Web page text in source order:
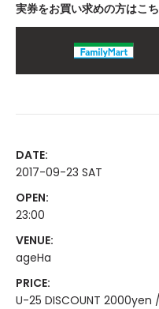
実券をお買い求めの方はこ
DATE:
2017-09-23 SAT
OPEN:
23:00
VENUE:
ageHa
PRICE:
U-25 DISCOUNT 2000yen /